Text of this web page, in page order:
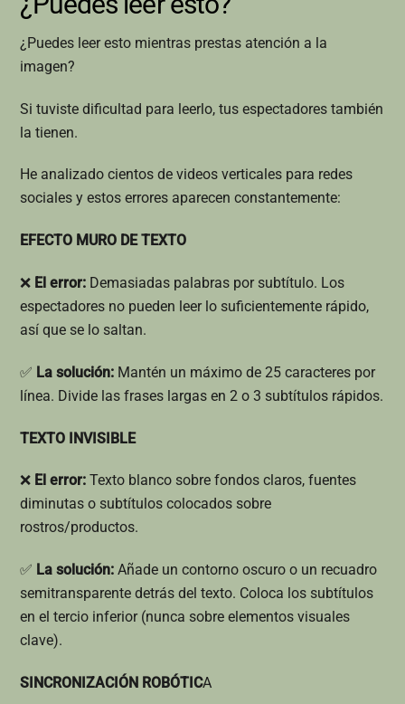
¿Puedes leer esto mientras prestas atención a la
imagen?
Si tuviste dificultad para leerlo, tus espectadores también
la tienen.
He analizado cientos de videos verticales para redes
sociales y estos errores aparecen constantemente:
EFECTO MURO DE TEXTO
❌ El error: Demasiadas palabras por subtítulo. Los
espectadores no pueden leer lo suficientemente rápido,
así que se lo saltan.
✅ La solución: Mantén un máximo de 25 caracteres por
línea. Divide las frases largas en 2 o 3 subtítulos rápidos.
TEXTO INVISIBLE
❌ El error:Texto blanco sobre fondos claros, fuentes
diminutas o subtítulos colocados sobre
rostros/productos.
✅ La solución:Añade un contorno oscuro o un recuadro
semitransparente detrás del texto. Coloca los subtítulos
en el tercio inferior (nunca sobre elementos visuales
clave).
SINCRONIZACIÓN ROBÓTICA